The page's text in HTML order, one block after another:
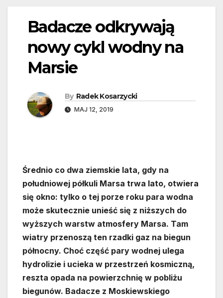
Badacze odkrywają
nowy cykl wodny na
Marsie
By Radek Kosarzycki
MAJ 12, 2019
Średnio co dwa ziemskie lata, gdy na
południowej półkuli Marsa trwa lato, otwiera
się okno: tylko o tej porze roku para wodna
może skutecznie unieść się z niższych do
wyższych warstw atmosfery Marsa. Tam
wiatry przenoszą ten rzadki gaz na biegun
północny. Choć część pary wodnej ulega
hydrolizie i ucieka w przestrzeń kosmiczną,
reszta opada na powierzchnię w pobliżu
biegunów. Badacze z Moskiewskiego